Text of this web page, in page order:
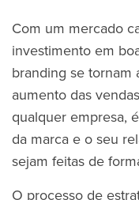
Com um mercado
investimento em
branding se tornam
aumento das
qualquer empresa,
da marca e o seu
sejam feitas de
O processo de